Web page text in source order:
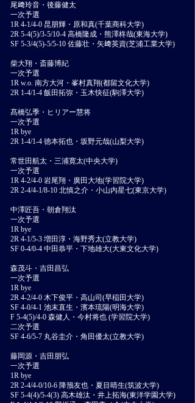
尾﨑玲音・後藤健太
一次予選
1R 4-1/4-0 昆朋輝・原和真(千葉商科大学)
2R 5-4(5)/3-5/10-4 高橋隆成・熊澤柊哉(東海大学)
SF 5-3/4(5)-5/5-10 佐藤壮・矢﨑英資(芝浦工業大学)
柴大翔・斎藤博紀
一次予選
1R w.o. 南方大河・峯村真翔(都留文化大学)
2R 1-4/1-4 飯田拓弥・玉木快征(駒澤大学)
髙橋弘季・ヒリアー慧将
一次予選
1R bye
2R 1-4/1-4 徳本拓也・坂野元哉(山梨大学)
常世田航太・三浦寛太(中央大学)
一次予選
1R 4-2/4-0 岩尾翔・廣田大地(学習院大学)
2R 2-4/4-1/8-10 北慎之介・小山内星七(東京大学)
中澤匠吾・朝倉翔汰
一次予選
1R bye
2R 4-1/5-3 増田淳・海野秀太(立教大学)
SF 0-4/0-4 中田恭平・下地雄大(大東文化大学)
森茂斗・吉田昌弘
一次予選
1R bye
2R 4-2/4-0 木下俊平・高山司(早稲田大学)
SF 4-0/4-1 池末直生・濱本琉陽(明海大学)
F 5-4(5)/4-0 森健人・今村将也 (学習院大学)
二次予選
SF 4-6/5-7 丸谷圭介・角田優太(立教大学)
藤岡源・吉田朋弘
一次予選
1R bye
2R 2-4/4-0/10-6 降籏友也・夏目晴生(筑波大学)
SF 5-4(4)/5-4(3) 高木雄汰・井上拓海(東洋学園大学)